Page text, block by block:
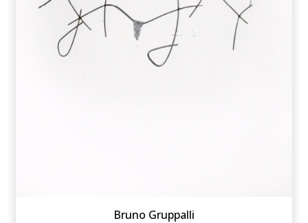
Bruno Gruppalli